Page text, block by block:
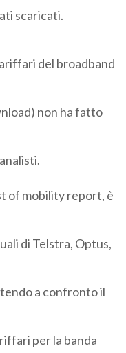
scaricati.
del broadband
non ha fatto
of mobility report, è
di Telstra, Optus,
a confronto il
per la banda